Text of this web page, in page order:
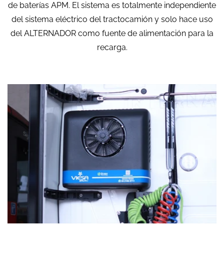
de baterías APM. El sistema es totalmente independiente
del sistema eléctrico del tractocamión y solo hace uso
del ALTERNADOR como fuente de alimentación para la
recarga.